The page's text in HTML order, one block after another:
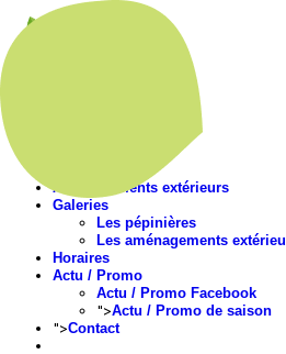
Aménagements extérieurs
Galeries
Les pépinières
Les aménagements
Horaires
Actu / Promo
Actu / Promo Facebook
">Actu / Promo de saison
">Contact